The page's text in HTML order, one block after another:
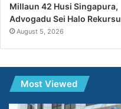
Millaun 42 Husi Singapura,
Advogadu Sei Halo Rekursu
August 5, 2026
Most Viewed